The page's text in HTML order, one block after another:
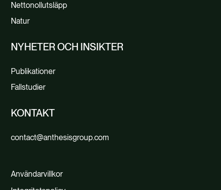
Nettonollutsläpp
Natur
NYHETER OCH INSIKTER
Publikationer
Fallstudier
KONTAKT
contact@anthesisgroup.com
Användarvillkor